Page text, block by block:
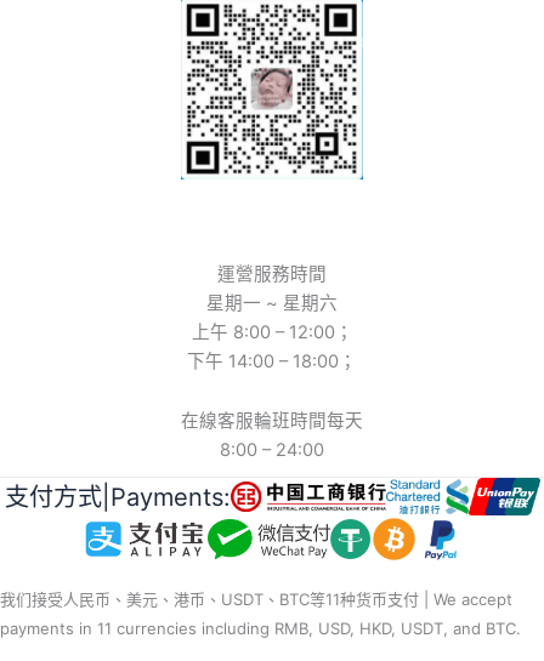
運營服務時間
星期一 ~ 星期六
上午 8:00 – 12:00；
下午 14:00 – 18:00；
在線客服輪班時間每天
8:00 – 24:00
支付方式|Payments:
我们接受人民币、美元、港币、USDT、BTC等11种货币支付 | We accept
payments in 11 currencies including RMB, USD, HKD, USDT, and BTC.